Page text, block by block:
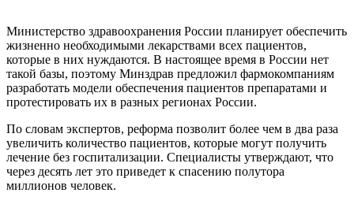
Министерство здравоохранения России планирует обеспечить
жизненно необходимыми лекарствами всех пациентов,
которые в них нуждаются. В настоящее время в России нет
такой базы, поэтому Минздрав предложил фармокомпаниям
разработать модели обеспечения пациентов препаратами и
протестировать их в разных регионах России.
По словам экспертов, реформа позволит более чем в два раза
увеличить количество пациентов, которые могут получить
лечение без госпитализации. Специалисты утверждают, что
через десять лет это приведет к спасению полутора
миллионов человек.